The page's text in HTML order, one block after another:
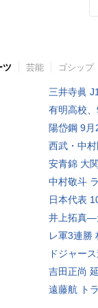
ツ 芸能 ゴシップ
三井寺眞
有明高校
陽岱鋼 9月
西武・中
安青錦 大
中村敬斗
日本代表
井上拓真―
レ軍3連勝
ドジャー
吉田正尚
遠藤航 ト